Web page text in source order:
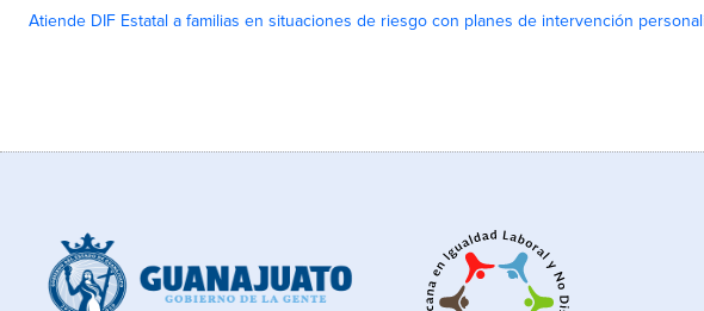
Atiende DIF Estatal a familias en situaciones de riesgo con planes de intervención